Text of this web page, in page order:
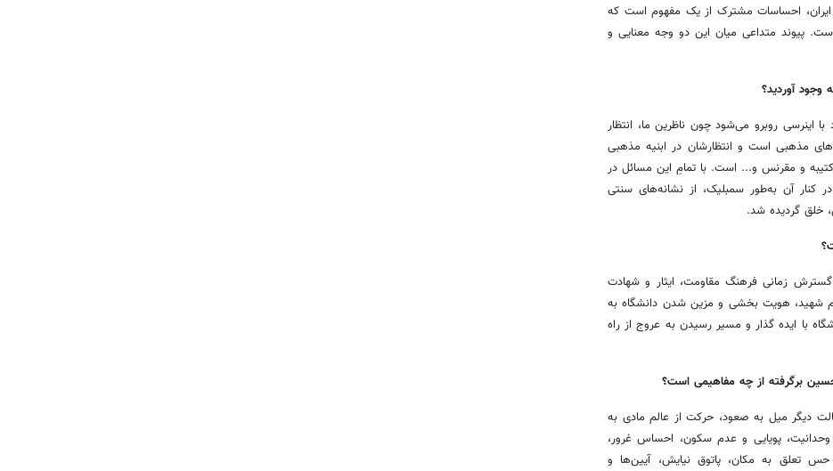
ایران، احساسات مشترک از یک مفهوم است که
پیوند متداعی میان این دو وجه معنایی و
وجود آوردید؟
اینرسی روبرو می‌شود چون ناظرین ما، انتظار
مذهبی است و انتظارشان در ابنیه مذهبی
و مقرنس و... است. با تمامِ این مسائل در
آن به‌طور سمبلیک، از نشانه‌های سنتی
خلق گردیده شد.
گسترش زمانی فرهنگ مقاومت، ایثار و شهادت
شهید، هویت بخشی و مزین شدن دانشگاه به
با ایده‌ گذار و مسیر رسیدن به عروج از راه
برگرفته از چه مفاهیمی است؟
دیگر میل به صعود، حرکت از عالم‌ مادی به
وحدانیت، پویایی و عدم سکون، احساس غرور،
حس تعلق به مکان، پاتوق نیایش، آیین‌ها و